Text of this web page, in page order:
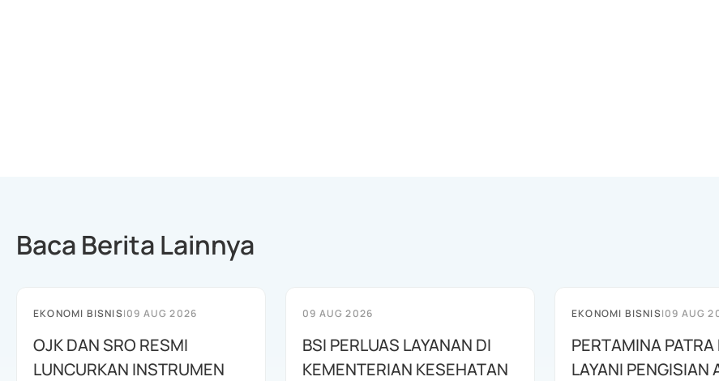
Baca Berita Lainnya
EKONOMI BISNIS|09 AUG 2026
OJK DAN SRO RESMI
LUNCURKAN INSTRUMEN
09 AUG 2026
BSI PERLUAS LAYANAN DI
KEMENTERIAN KESEHATAN
EKONOMI BISNIS|09 AUG
PERTAMINA
LAYANI PENGISIAN